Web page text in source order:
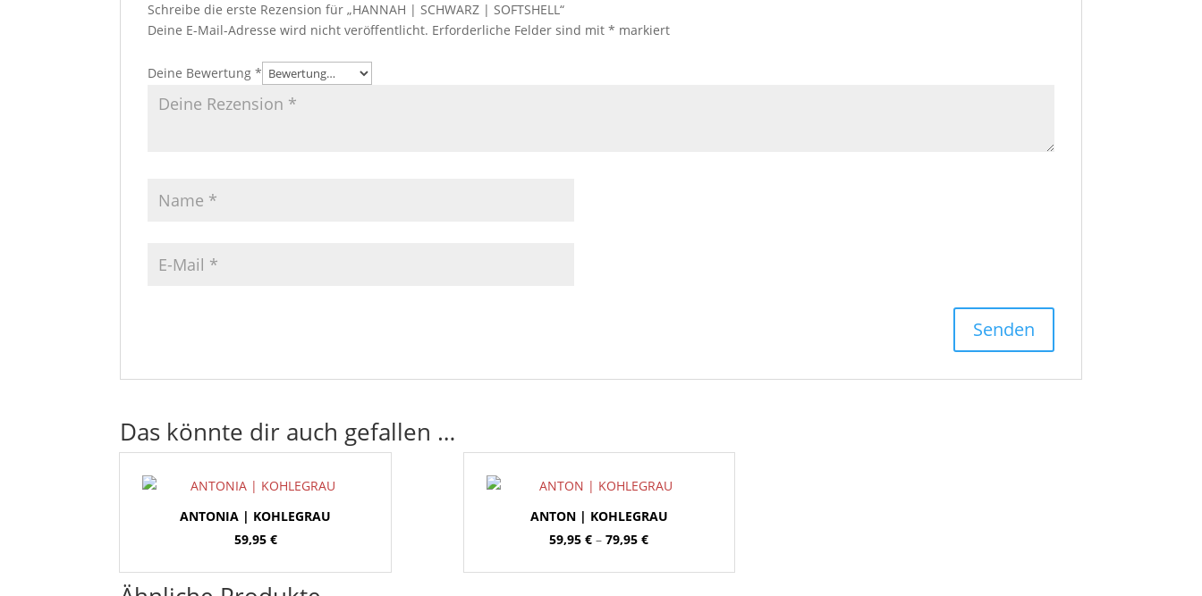
Schreibe die erste Rezension für „HANNAH | SCHWARZ | SOFTSHELL“
Deine E-Mail-Adresse wird nicht veröffentlicht. Erforderliche Felder sind mit* markiert
Deine Bewertung*
Das könnte dir auch gefallen …
ANTONIA | KOHLEGRAU
59,95 €
ANTON | KOHLEGRAU
59,95€ –79,95€Preisspanne: